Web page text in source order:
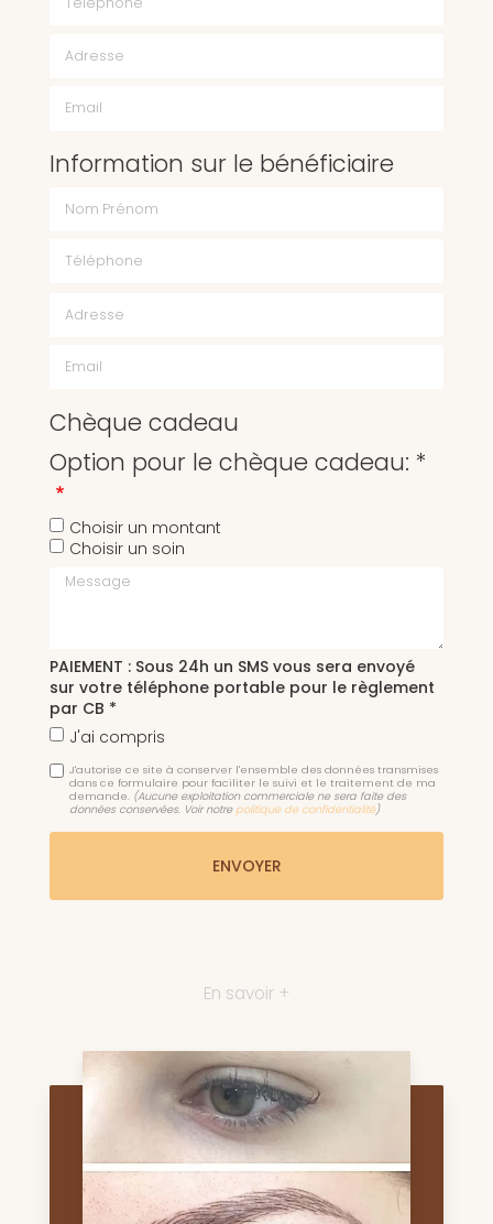
Information sur le bénéficiaire
Chèque cadeau
Option pour le chèque cadeau: *
Choisir un montant
Choisir un soin
Message
PAIEMENT : Sous 24h un SMS vous sera envoyé
sur votre téléphone portable pour le règlement
par CB *
J'ai compris
J'autorise ce site à conserver l'ensemble des données transmises
dans ce formulaire pour faciliter le suivi et le traitement de ma
demande. (Aucune exploitation commerciale ne sera faite des
données conservées. Voir notre politique de confidentialité)
En savoir +